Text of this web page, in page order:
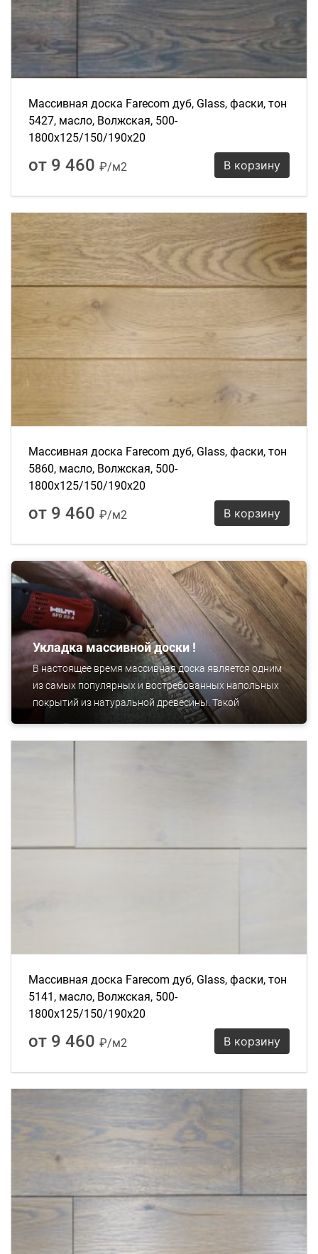
Массивная доска Farecom дуб, Glass, фаски, тон
5427, масло, Волжская, 500-
1800х125/150/190х20
от 9 460 ₽/м2 В корзину
Массивная доска Farecom дуб, Glass, фаски, тон
5860, масло, Волжская, 500-
1800х125/150/190х20
от 9 460 ₽/м2 В корзину
Укладка массивной доски !
В настоящее время массивная доска является одним
из самых популярных и востребованных напольных
покрытий из натуральной древесины. Такой
повышенный интерес вполне объясним: полы из
Массивная доска Farecom дуб, Glass, фаски, тон
5141, масло, Волжская, 500-
1800х125/150/190х20
от 9 460 ₽/м2 В корзину